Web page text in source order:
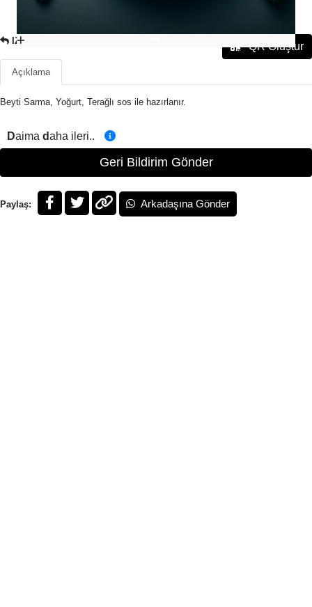
IZGARA QR Oluştur
Açıklama
Beyti Sarma, Yoğurt, Terağlı sos ile hazırlanır.
Daima daha ileri..
Geri Bildirim Gönder
Paylaş: Arkadaşına Gönder